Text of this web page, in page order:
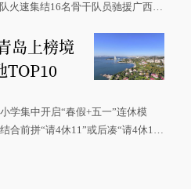
火速集结16名骨干队员驰援广西灾
岛上榜境
TOP10
学集中开启“春假+五一”连休模
合前拼“请4休11”或后凑“请4休1